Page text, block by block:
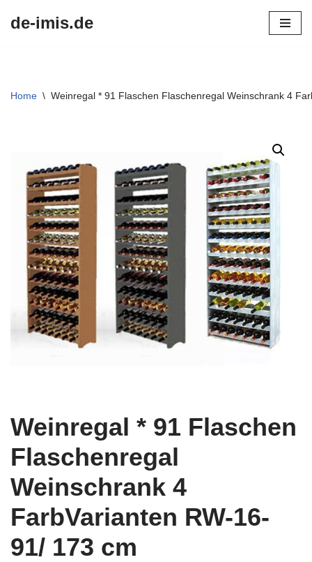
de-imis.de
Home \ Weinregal * 91 Flaschen Flaschenregal Weinschrank 4
Weinregal * 91 Flaschen
Flaschenregal
Weinschrank 4
FarbVarianten RW-16-
91/ 173 cm